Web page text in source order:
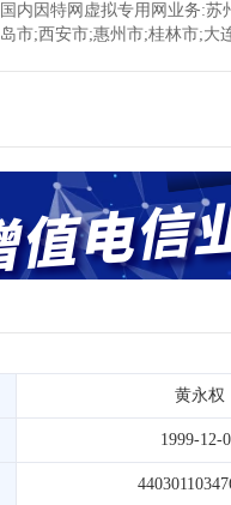
国内因特网虚拟专用网业务:
岛市;西安市;惠州市;桂林市;大
黄永权
1999-12-